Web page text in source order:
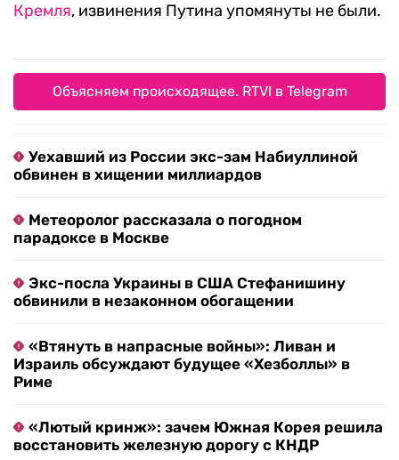
Кремля, извинения Путина упомянуты не были.
Объясняем происходящее. RTVI в Telegram
Уехавший из России экс-зам Набиуллиной
обвинен в хищении миллиардов
Метеоролог рассказала о погодном
парадоксе в Москве
Экс-посла Украины в США Стефанишину
обвинили в незаконном обогащении
«Втянуть в напрасные войны»: Ливан и
Израиль обсуждают будущее «Хезболлы» в
Риме
«Лютый кринж»: зачем Южная Корея решила
восстановить железную дорогу с КНДР